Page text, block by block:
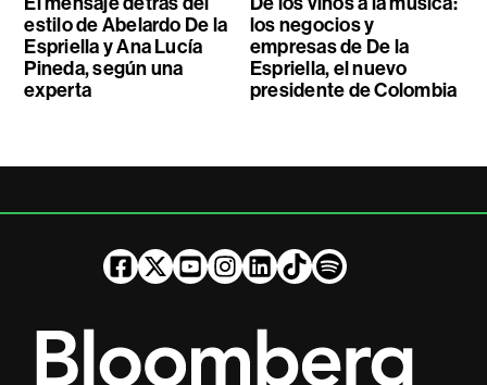
estilo de Abelardo De la
Espriella y Ana Lucía
Pineda, según una
experta
los negocios y
empresas de De la
Espriella, el nuevo
presidente de Colombia